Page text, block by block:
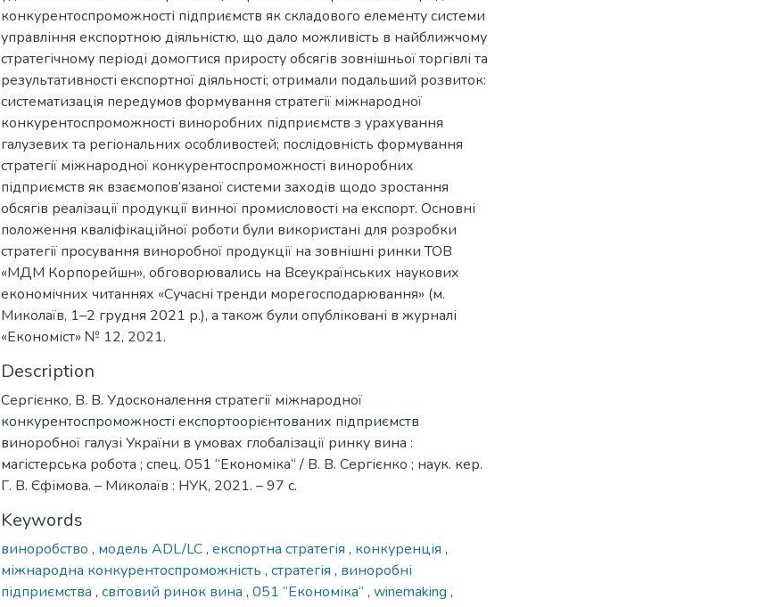
конкурентоспроможності підприємств як складового елементу системи
управління експортною діяльністю, що дало можливість в найближчому
стратегічному періоді домогтися приросту обсягів зовнішньої торгівлі та
результативності експортної діяльності; отримали подальший розвиток:
систематизація передумов формування стратегії міжнародної
конкурентоспроможності виноробних підприємств з урахування
галузевих та регіональних особливостей; послідовність формування
стратегії міжнародної конкурентоспроможності виноробних
підприємств як взаємопов’язаної системи заходів щодо зростання
обсягів реалізації продукції винної промисловості на експорт. Основні
положення кваліфікаційної роботи були використані для розробки
стратегії просування виноробної продукції на зовнішні ринки ТОВ
«МДМ Корпорейшн», обговорювались на Всеукраїнських наукових
економічних читаннях «Сучасні тренди морегосподарювання» (м.
Миколаїв, 1–2 грудня 2021 р.), а також були опубліковані в журналі
«Економіст» № 12, 2021.
Description
Сергієнко, В. В. Удосконалення стратегії міжнародної
конкурентоспроможності експортоорієнтованих підприємств
виноробної галузі України в умовах глобалізації ринку вина :
магістерська робота ; спец. 051 “Економіка“ / В. В. Сергієнко ; наук. кер.
Г. В. Єфімова. – Миколаїв : НУК, 2021. – 97 с.
Keywords
виноробство , модель ADL/LC, експортна стратегія , конкуренція ,
міжнародна конкурентоспроможність , стратегія , виноробні
підприємства , світовий ринок вина , 051 “Економіка“ , winemaking ,